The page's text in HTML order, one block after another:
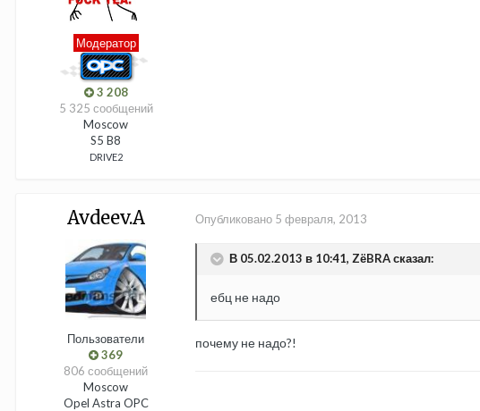
Модератор
3 208
5 325 сообщений
Moscow
S5 B8
DRIVE2
Avdeev.A
Пользователи
369
806 сообщений
Moscow
Opel Astra OPC
Опубликовано 5 февраля, 2013
В 05.02.2013 в 10:41, ZёBRA сказал:
ебц не надо
почему не надо?!